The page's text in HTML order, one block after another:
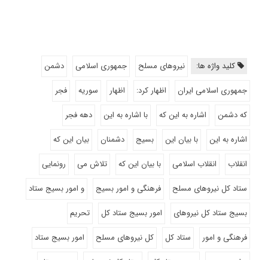
کلید واژه ها: نیروهای مسلح جمهوری اسلامی
دشمن
جمهوری اسلامی ایران
اظهار کرد: اظهار سوریه
فجر
که دشمن
اشاره به این که با اشاره به این
دهه فجر
اشاره به این
با بیان این بسیج دشمنان
بیان این که
انقلاب
انقلاب اسلامی با بیان این که تلاش می
رونمایی
ستاد کل نیروهای مسلح
فرهنگی و امور بسیج
و امور بسیج ستاد
بسیج ستاد کل نیروهای
امور بسیج ستاد کل
تحریم
فرهنگی و امور
ستاد کل کل نیروهای مسلح
امور بسیج ستاد